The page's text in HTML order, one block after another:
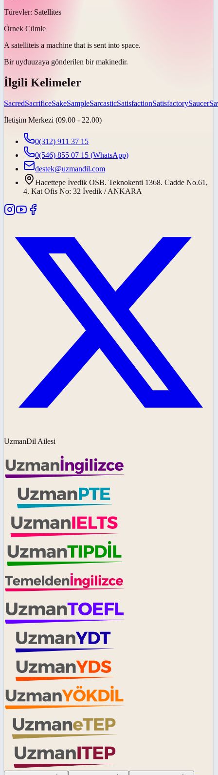
Türevler: Satellites
Örnek Cümle
A satelliteis a machine that is sent into space.
Bir uyduuzaya gönderilen bir makinedir.
İlgili Kelimeler
SacredSacrificeSakeSampleSarcasticSatisfactionSatisfactorySaucer
İletişim Merkezi (09.00 - 22.00)
0(312) 911 37 15
0(546) 855 07 15 (WhatsApp)
destek@uzmandil.com
Hacettepe İvedik OSB. Teknokenti 1368. Cadde No.61,
4. Kat Ofis No: 32 İvedik / ANKARA
UzmanDil Ailesi